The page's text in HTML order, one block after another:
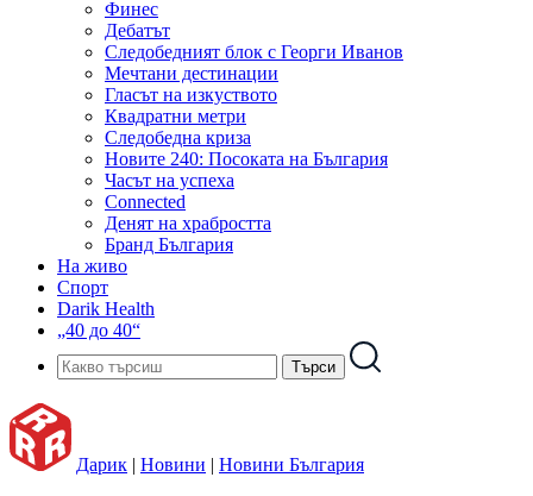
Финес
Дебатът
Следобедният блок с Георги Иванов
Мечтани дестинации
Гласът на изкуството
Квадратни метри
Следобедна криза
Новите 240: Посоката на България
Часът на успеха
Connected
Денят на храбростта
Бранд България
На живо
Спорт
Darik Health
„40 до 40“
Дарик | Новини | Новини България